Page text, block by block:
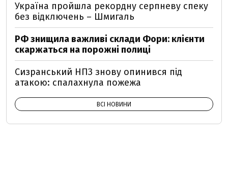
Україна пройшла рекордну серпневу спеку
без відключень – Шмигаль
РФ знищила важливі склади Фори: клієнти
скаржаться на порожні полиці
Сизранський НПЗ знову опинився під
атакою: спалахнула пожежа
ВСІ НОВИНИ